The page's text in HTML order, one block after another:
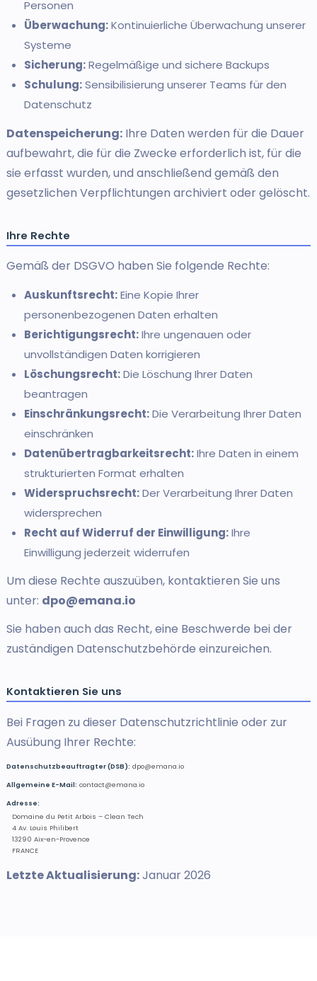
Personen
Überwachung:Kontinuierliche Überwachung unserer
Systeme
Sicherung:Regelmäßige und sichere Backups
Schulung:Sensibilisierung unserer Teams für den
Datenschutz
Datenspeicherung: Ihre Daten werden für die Dauer
aufbewahrt, die für die Zwecke erforderlich ist, für die
sie erfasst wurden, und anschließend gemäß den
gesetzlichen Verpflichtungen archiviert oder gelöscht.
Ihre Rechte
Gemäß der DSGVO haben Sie folgende Rechte:
Auskunftsrecht:Eine Kopie Ihrer
personenbezogenen Daten erhalten
Berichtigungsrecht:Ihre ungenauen oder
unvollständigen Daten korrigieren
Löschungsrecht:Die Löschung Ihrer Daten
beantragen
Einschränkungsrecht:Die Verarbeitung Ihrer Daten
einschränken
Datenübertragbarkeitsrecht:Ihre Daten in einem
strukturierten Format erhalten
Widerspruchsrecht:Der Verarbeitung Ihrer Daten
widersprechen
Recht auf Widerruf der Einwilligung:Ihre
Einwilligung jederzeit widerrufen
Um diese Rechte auszuüben, kontaktieren Sie uns
unter: dpo@emana.io
Sie haben auch das Recht, eine Beschwerde bei der
zuständigen Datenschutzbehörde einzureichen.
Kontaktieren Sie uns
Bei Fragen zu dieser Datenschutzrichtlinie oder zur
Ausübung Ihrer Rechte:
Datenschutzbeauftragter (DSB): dpo@emana.io
Allgemeine E-Mail: contact@emana.io
Adresse:
Domaine du Petit Arbois – Clean Tech
4 Av. Louis Philibert
13290 Aix-en-Provence
FRANCE
Letzte Aktualisierung:Januar 2026